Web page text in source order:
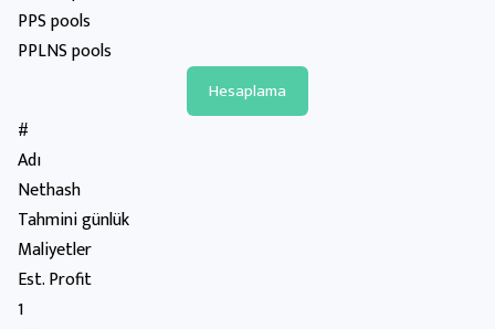
PPS pools
PPLNS pools
#
Adı
Nethash
Tahmini günlük
Maliyetler
Est. Profit
1